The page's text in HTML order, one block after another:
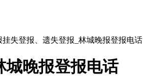
挂失登报、遗失登报_林城晚报登报电话
城晚报登报电话